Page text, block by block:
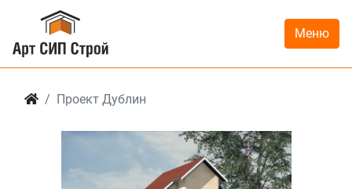
Меню
Проект Дублин